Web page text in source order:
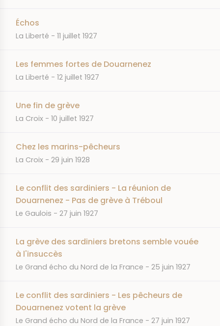
Échos
JOURNAL
La Liberté DATE
11 juillet 1927
Les femmes fortes de Douarnenez
JOURNAL
La Liberté DATE
12 juillet 1927
Une fin de grève
JOURNAL
La Croix DATE
10 juillet 1927
Chez les marins-pêcheurs
JOURNAL
La Croix DATE
29 juin 1928
Le conflit des sardiniers - La réunion de
Douarnenez - Pas de grève à Tréboul
JOURNAL
Le Gaulois DATE
27 juin 1927
La grève des sardiniers bretons semble vouée
à l'insuccès
JOURNAL
Le Grand écho du Nord de la France DATE
25 juin 1927
Le conflit des sardiniers - Les pêcheurs de
Douarnenez votent la grève
JOURNAL
Le Grand écho du Nord de la France DATE
27 juin 1927